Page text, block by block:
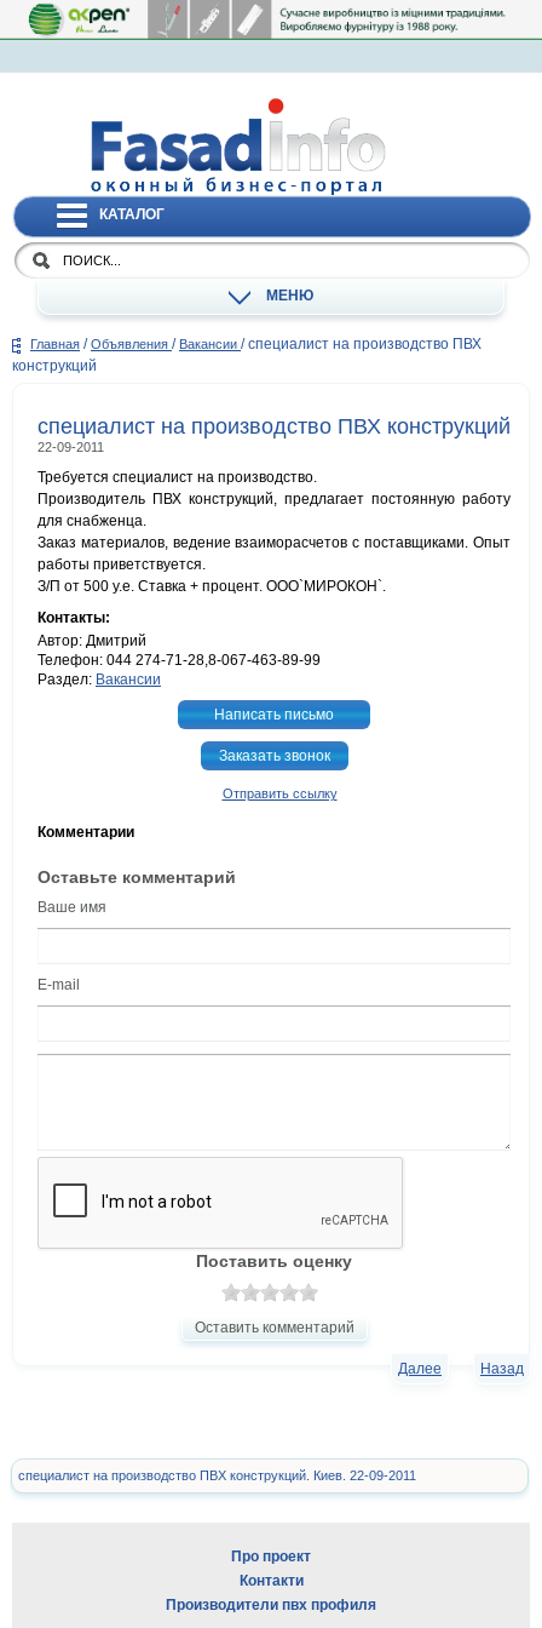
КАТАЛОГ
МЕНЮ
Главная / Объявления / Вакансии / специалист на производство ПВХ
конструкций
специалист на производство ПВХ конструкций
22-09-2011
Требуется специалист на производство.
Производитель ПВХ конструкций, предлагает постоянную работу
для снабженца.
Заказ материалов, ведение взаиморасчетов с поставщиками. Опыт
работы приветствуется.
З/П от 500 у.е. Ставка + процент. ООО`МИРОКОН`.
Контакты:
Автор: Дмитрий
Телефон: 044 274-71-28,8-067-463-89-99
Раздел: Вакансии
Написать письмо
Заказать звонок
Отправить ссылку
Комментарии
Оставьте комментарий
Ваше имя
E-mail
Поставить оценку
Оставить комментарий
Назад
Далее
специалист на производство ПВХ конструкций. Киев. 22-09-2011
Про проект
Контакти
Производители пвх профиля